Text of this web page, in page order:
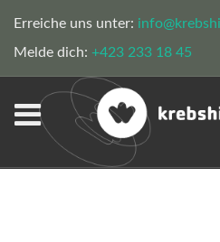
Erreiche uns unter:
Melde dich: +423 233 18 45